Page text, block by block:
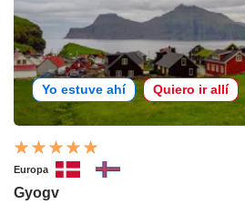
Yo estuve ahí Quiero ir allí
Europa
Gyogv